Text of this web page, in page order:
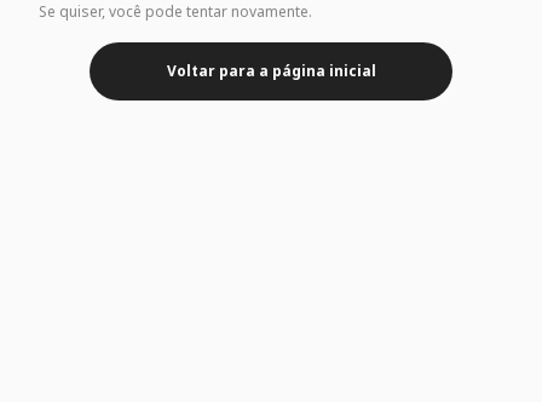
Se quiser, você pode tentar novamente.
Voltar para a página inicial